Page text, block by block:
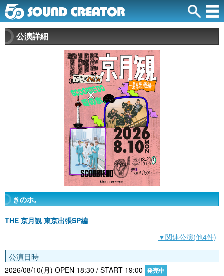
公演詳細
きのホ。
THE 京月観 東京出張SP編
▼関連公演(他4件)
公演日時
2026/08/10(月) OPEN 18:30 / START 19:00 発売中